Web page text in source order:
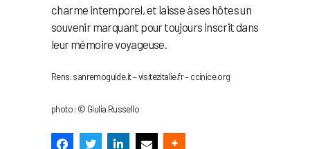
charme intemporel, et laisse à ses hôtes un
souvenir marquant pour toujours inscrit dans
leur mémoire voyageuse.
Rens: sanremoguide.it – visitezitalie.fr – ccinice.org
photo : © Giulia Russello